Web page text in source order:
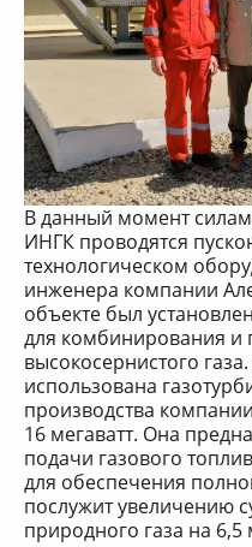
В данный момент
ИНГК проводятся
технологическом
инженера компании
объекте был
для комбинирования и
высокосернистого
использована
производства
16 мегаватт. Она
подачи газового
для обеспечения
послужит увеличению
природного газа на